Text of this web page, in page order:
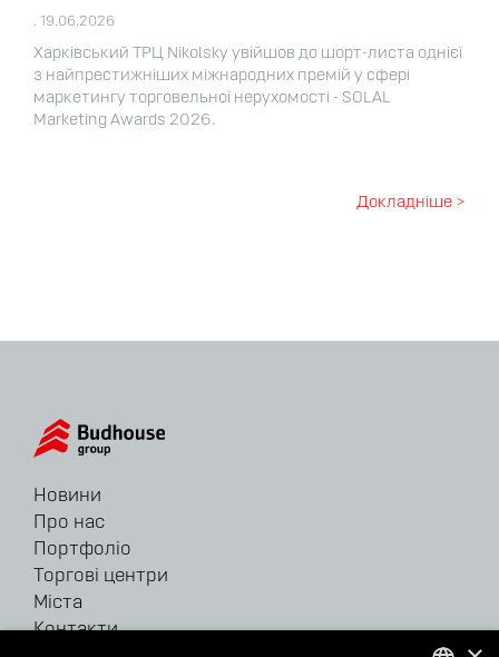
. 19.06.2026
Харківський ТРЦ Nikolsky увійшов до шорт-листа однієї
з найпрестижніших міжнародних премій у сфері
маркетингу торговельної нерухомості - SOLAL
Marketing Awards 2026.
Докладніше >
Новини
Про нас
Портфоліо
Торгові центри
Міста
Контакти